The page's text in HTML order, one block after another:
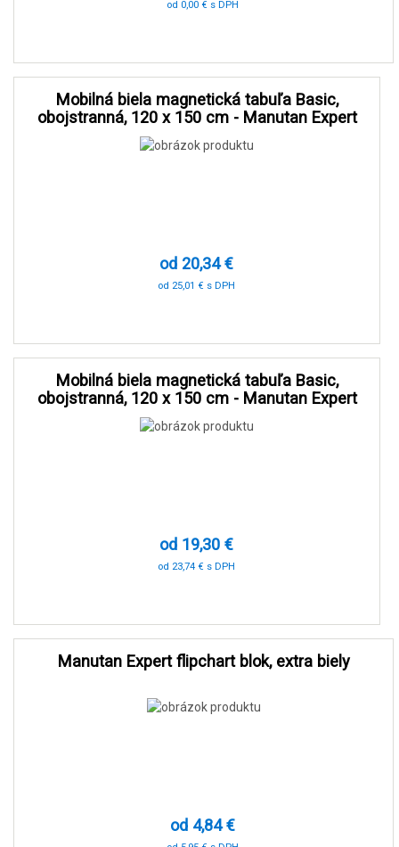
od 0,00 € s DPH
Mobilná biela magnetická tabuľa Basic,
obojstranná, 120 x 150 cm - Manutan Expert
od 20,34 €
od 25,01 € s DPH
Mobilná biela magnetická tabuľa Basic,
obojstranná, 120 x 150 cm - Manutan Expert
od 19,30 €
od 23,74 € s DPH
Manutan Expert flipchart blok, extra biely
od 4,84 €